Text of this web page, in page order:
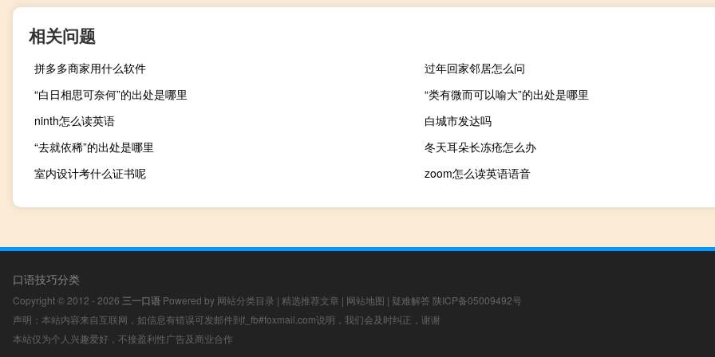
相关问题
拼多多商家用什么软件
过年回家邻居怎么问
“白日相思可奈何”的出处是哪里
“类有微而可以喻大”的出处是哪里
ninth怎么读英语
白城市发达吗
“去就依稀”的出处是哪里
冬天耳朵长冻疮怎么办
室内设计考什么证书呢
zoom怎么读英语语音
口语技巧分类
Copyright © 2012 - 2026 三一口语 Powered by 网站分类目录 | 精选推荐文章 | 网站地图 | 疑难解答 陕ICP备05009492号
声明：本站内容来自互联网，如信息有错误可发邮件到f_fb#foxmail.com说明，我们会及时纠正，谢谢
本站仅为个人兴趣爱好，不接盈利性广告及商业合作